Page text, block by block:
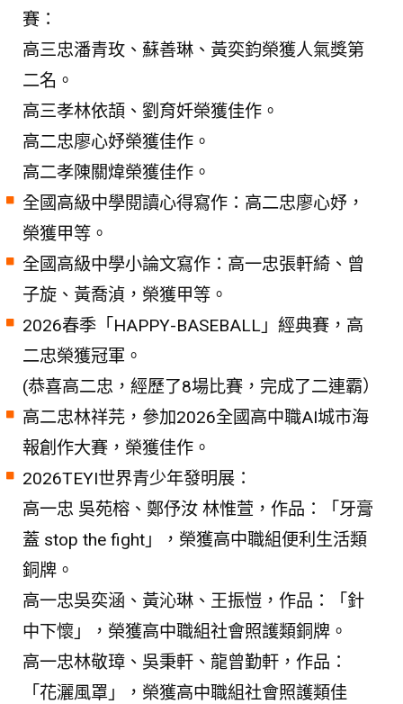
賽：
高三忠潘青玫、蘇善琳、黃奕鈞榮獲人氣獎第
二名。
高三孝林依頡、劉育奷榮獲佳作。
高二忠廖心妤榮獲佳作。
高二孝陳關煒榮獲佳作。
全國高級中學閱讀心得寫作：高二忠廖心妤，
榮獲甲等。
全國高級中學小論文寫作：高一忠張軒綺、曾
子旋、黃喬湞，榮獲甲等。
2026春季「HAPPY-BASEBALL」經典賽，高
二忠榮獲冠軍。
(恭喜高二忠，經歷了8場比賽，完成了二連霸）
高二忠林祥芫，參加2026全國高中職AI城市海
報創作大賽，榮獲佳作。
2026TEYI世界青少年發明展：
高一忠 吳苑榕、鄭伃汝 林惟萱，作品：「牙膏
蓋 stop the fight」，榮獲高中職組便利生活類
銅牌。
高一忠吳奕涵、黃沁琳、王振愷，作品：「針
中下懷」，榮獲高中職組社會照護類銅牌。
高一忠林敬璋、吳秉軒、龍曾勤軒，作品：
「花灑風罩」，榮獲高中職組社會照護類佳